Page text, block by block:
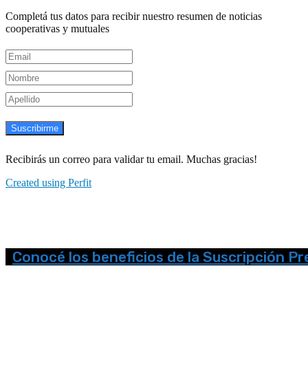
Completá tus datos para recibir nuestro resumen de noticias
cooperativas y mutuales
Suscribirme
Recibirás un correo para validar tu email. Muchas gracias!
Created using Perfit
Conocé los beneficios de la Suscripción